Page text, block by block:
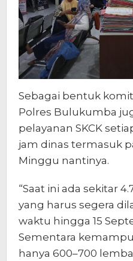
Sebagai bentuk
Polres Bulukumba
pelayanan SKCK
jam dinas termasuk
Minggu nantinya.
“Saat ini ada sekitar
yang harus segera
waktu hingga 15
Sementara
hanya 600–700